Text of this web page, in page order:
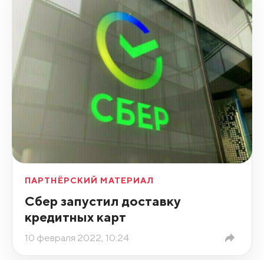
ПАРТНЁРСКИЙ МАТЕРИАЛ
Сбер запустил доставку
кредитных карт
10 февраля 2022, 10:24